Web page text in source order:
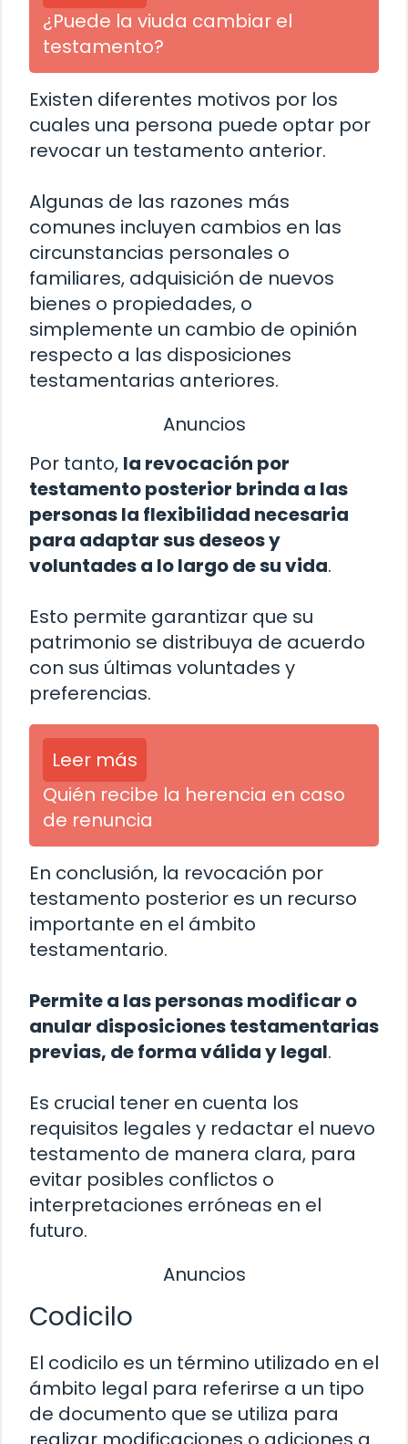
¿Puede la viuda cambiar el
testamento?
Existen diferentes motivos por los
cuales una persona puede optar por
revocar un testamento anterior.
Algunas de las razones más
comunes incluyen cambios en las
circunstancias personales o
familiares, adquisición de nuevos
bienes o propiedades, o
simplemente un cambio de opinión
respecto a las disposiciones
testamentarias anteriores.
Anuncios
Por tanto, la revocación por
testamento posterior brinda a las
personas la flexibilidad necesaria
para adaptar sus deseos y
voluntades a lo largo de su vida.
Esto permite garantizar que su
patrimonio se distribuya de acuerdo
con sus últimas voluntades y
preferencias.
Leer más
Quién recibe la herencia en caso
de renuncia
En conclusión, la revocación por
testamento posterior es un recurso
importante en el ámbito
testamentario.
Permite a las personas modificar o
anular disposiciones testamentarias
previas, de forma válida y legal.
Es crucial tener en cuenta los
requisitos legales y redactar el nuevo
testamento de manera clara, para
evitar posibles conflictos o
interpretaciones erróneas en el
futuro.
Anuncios
Codicilo
El codicilo es un término utilizado en el
ámbito legal para referirse a un tipo
de documento que se utiliza para